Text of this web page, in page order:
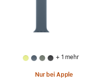
+ 1 mehr
Nur bei Apple